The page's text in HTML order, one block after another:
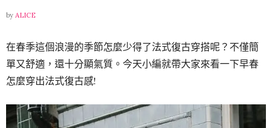
by ALICE
在春季這個浪漫的季節怎麼少得了法式復古穿搭呢？不僅簡
單又舒適，還十分顯氣質。今天小編就帶大家來看一下早春
怎麼穿出法式復古感!